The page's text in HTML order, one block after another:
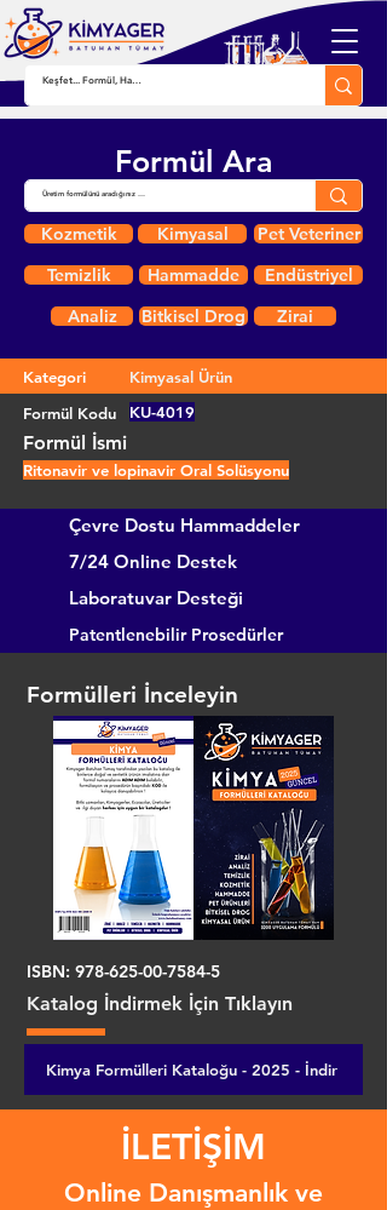
Formül Ara
Kozmetik Kimyasal
Pet Veteriner
Temizlik
Hammadde
Endüstriyel
Analiz
Bitkisel Drog Zirai
Kategori
Kimyasal Ürün
Formül Kodu
KU-4019
Formül İsmi
Ritonavir ve lopinavir Oral Solüsyonu
Çevre Dostu Hammaddeler
7/24 Online Destek
Laboratuvar Desteği
Patentlenebilir Prosedürler
Formülleri İnceleyin
ISBN: 978-625-00-7584-5
Katalog İndirmek İçin Tıklayın
Kimya Formülleri Kataloğu - 2025 - İndir
İLETİŞİM
Online Danışmanlık ve